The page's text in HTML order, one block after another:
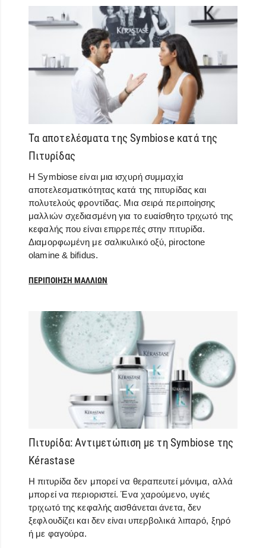
Τα αποτελέσματα της Symbiose κατά της
Πιτυρίδας
Η Symbiose είναι μια ισχυρή συμμαχία
αποτελεσματικότητας κατά της πιτυρίδας και
πολυτελούς φροντίδας. Μια σειρά περιποίησης
μαλλιών σχεδιασμένη για το ευαίσθητο τριχωτό της
κεφαλής που είναι επιρρεπές στην πιτυρίδα.
Διαμορφωμένη με σαλικυλικό οξύ, piroctone
olamine & bifidus.
ΠΕΡΙΠΟΊΗΣΗ ΜΑΛΛΙΏΝ
Πιτυρίδα: Αντιμετώπιση με τη Symbiose της
Kérastase
Η πιτυρίδα δεν μπορεί να θεραπευτεί μόνιμα, αλλά
μπορεί να περιοριστεί. Ένα χαρούμενο, υγιές
τριχωτό της κεφαλής αισθάνεται άνετα, δεν
ξεφλουδίζει και δεν είναι υπερβολικά λιπαρό, ξηρό
ή με φαγούρα.